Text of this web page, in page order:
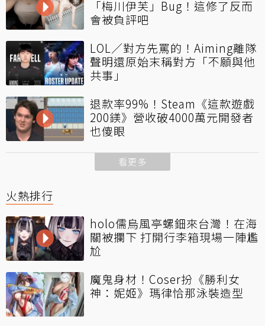
「梅川伊芙」Bug！這修了反而
會被負評吧
LOL／對方先罵的！Aiming離隊
聲明還原始末稱對方「不願與他
共事」
退款率99%！Steam《這款遊戲
200鎂》營收破4000萬元開發者
也傻眼
看更多
火熱排行
holo儒烏風亭螺鈿來台灣！在海
關被攔下 打開行李箱現場一陣尷
尬
魔鬼身材！Coser扮《勝利女
神：妮姬》瑪律恰那泳裝造型